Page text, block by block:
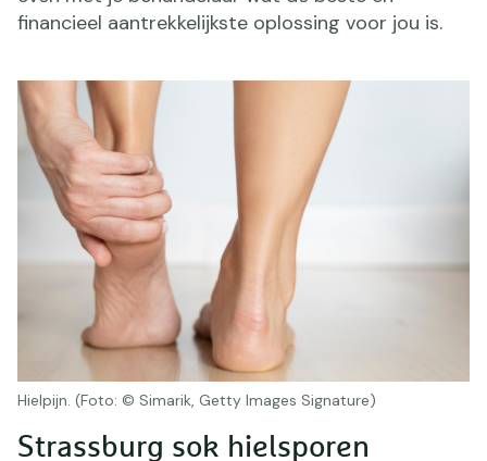
financieel aantrekkelijkste oplossing voor jou is.
Strassburg sok hielsporen
Hielpijn. (Foto: © Simarik, Getty Images Signature)